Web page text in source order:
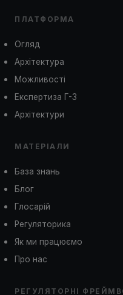
ПЛАТФОРМА
Огляд
Архітектура
Можливості
Експертиза Г-3
Архітектури
МАТЕРІАЛИ
База знань
Блог
Глосарій
Регуляторика
Як ми працюємо
Про нас
РЕГУЛЯТОРНІ